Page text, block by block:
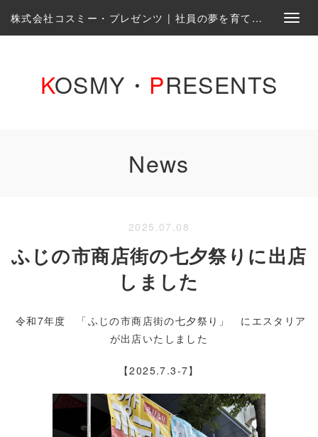
株式会社コスミー・プレゼンツ | 社員の夢を育て、一緒に実現する会社です。
KOSMY・ PRESENTS
News
2025.07.08
ふじの市商店街の七夕祭りに出店
しました
令和7年度 「ふじの市商店街の七夕祭り」 にエスタリア
が出店いたしました
【2025.7.3-7】